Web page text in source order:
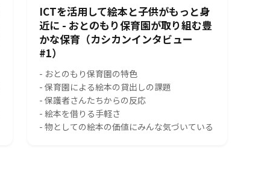
ICTを活用して絵本と子供がもっと身
近に - おとのもり保育園が取り組む豊
かな保育（カシカンインタビュー
#1）
- おとのもり保育園の特色
- 保育園による絵本の貸出しの課題
- 保護者さんたちからの反応
- 絵本を借りる手軽さ
- 物としての絵本の価値にみんな気づいている